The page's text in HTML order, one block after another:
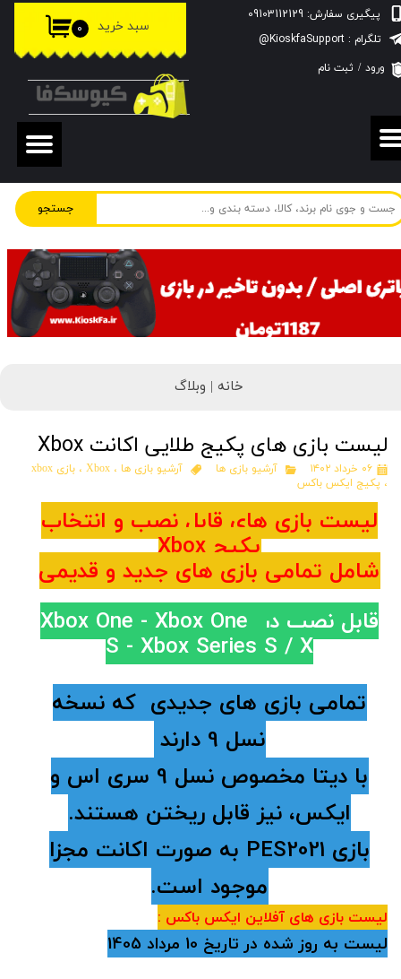
جستجو
پیگیری سفارش: 09103112129
۰ سبد خرید
ورود / ثبت نام
حساب کاربری من
تغییر گذر واژه
سفارشات
خروج از حساب کاربری
تلگرام : KioskfaSupport@
خانه | وبلاگ
لیست بازی های پکیج طلایی اکانت Xbox
۰۶ خرداد ۱۴۰۲ آرشیو بازی ها آرشیو بازی ها ، Xbox ، بازی xbox
، پکیج ایکس باکس
لیست بازی های قابل نصب و انتخاب
پکیج Xbox
شامل تمامی بازی های جدید و قدیمی
قابل نصب در Xbox One - Xbox One
S - Xbox Series S / X
تمامی بازی های جدیدی که نسخه
نسل 9 دارند
با دیتا مخصوص نسل 9 سری اس و
ایکس، نیز قابل ریختن هستند.
بازی PES2021 به صورت اکانت مجزا
موجود است.
لیست بازی های آفلاین ایکس باکس :
لیست به روز شده در تاریخ 10 مرداد 1405